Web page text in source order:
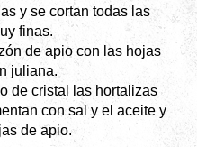
y se cortan todas las
finas.
de apio con las hojas
juliana.
de cristal las hortalizas
con sal y el aceite y
de apio.